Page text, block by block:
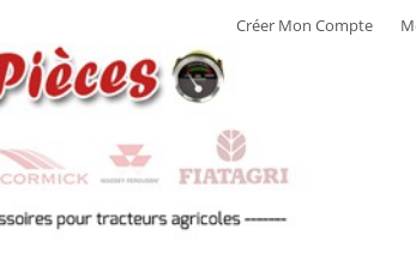
Créer Mon Compte